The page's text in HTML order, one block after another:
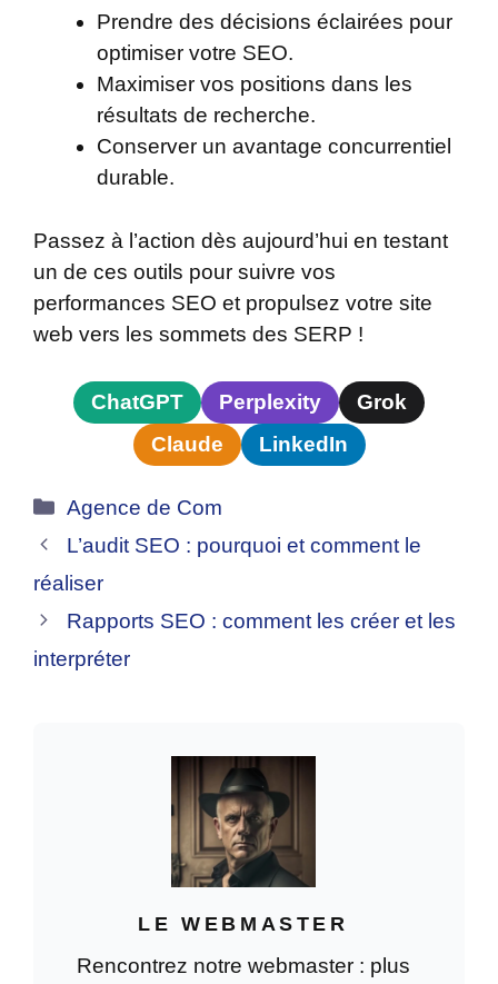
Prendre des décisions éclairées pour
optimiser votre SEO.
Maximiser vos positions dans les
résultats de recherche.
Conserver un avantage concurrentiel
durable.
Passez à l’action dès aujourd’hui en testant
un de ces outils pour suivre vos
performances SEO et propulsez votre site
web vers les sommets des SERP !
ChatGPT Perplexity
Grok
Claude
LinkedIn
Catégories
Agence de Com
L’audit SEO : pourquoi et comment le
réaliser
Rapports SEO : comment les créer et les
interpréter
LE WEBMASTER
Rencontrez notre webmaster : plus